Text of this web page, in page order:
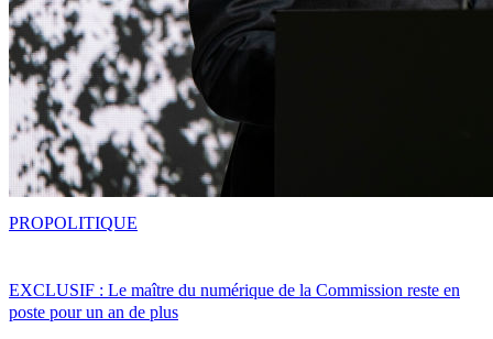
EXCLUSIF : Le maître du numérique de la Commission reste en
poste pour un an de plus
PROPOLITIQUE